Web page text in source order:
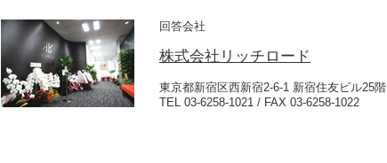
回答会社
株式会社リッチロード
東京都新宿区西新宿2-6-1 新宿住友ビル25階
TEL 03-6258-1021 / FAX 03-6258-1022